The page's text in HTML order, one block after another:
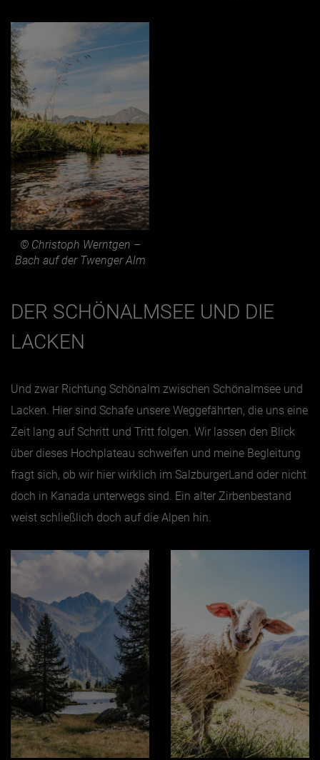
© Christoph Werntgen –
Bach auf der Twenger Alm
DER SCHÖNALMSEE UND DIE
LACKEN
Und zwar Richtung Schönalm zwischen Schönalmsee und
Lacken. Hier sind Schafe unsere Weggefährten, die uns eine
Zeit lang auf Schritt und Tritt folgen. Wir lassen den Blick
über dieses Hochplateau schweifen und meine Begleitung
fragt sich, ob wir hier wirklich im SalzburgerLand oder nicht
doch in Kanada unterwegs sind. Ein alter Zirbenbestand
weist schließlich doch auf die Alpen hin.